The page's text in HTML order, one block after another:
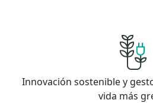
Innovación sostenible y
vida más